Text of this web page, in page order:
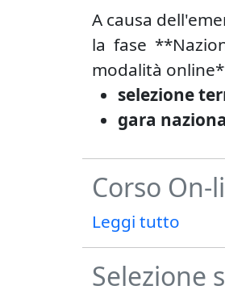
A causa
la fase
modalità
selezione
gara
Corso
Leggi tutto
Selezione